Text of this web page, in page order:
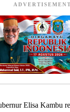
ADVERTISEMENT
Elisa Kambu